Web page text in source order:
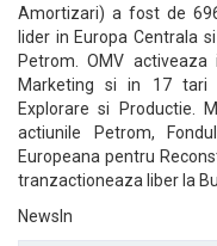
Amortizari) a fost de
lider in Europa Centrala
Petrom. OMV
Marketing si in 17 tari
Explorare si Productie.
actiunile Petrom,
Europeana pentru
tranzactioneaza liber la
NewsIn